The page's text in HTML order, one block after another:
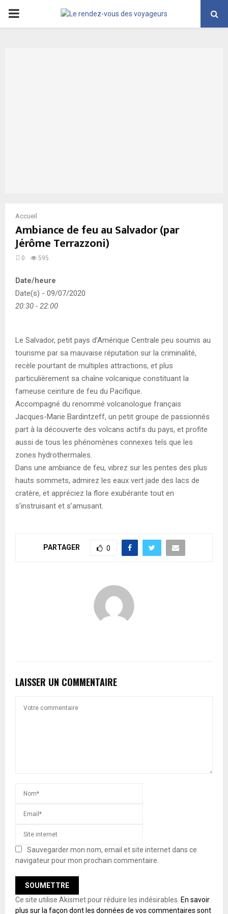
PRIMARY
Accueil
Ambiance de feu au Salvador (par
Jérôme Terrazzoni)
0 595
Date/heure
Date(s) - 09/07/2020
20:30 - 22:00
Le Salvador, petit pays d’Amérique Centrale peu soumis au
tourisme par sa mauvaise réputation sur la criminalité,
recèle pourtant de multiples attractions, et plus
particulièrement sa chaîne volcanique constituant la
fameuse ceinture de feu du Pacifique.
Accompagné du renommé volcanologue français
Jacques-Marie Bardintzeff, un petit groupe de passionnés
part à la découverte des volcans actifs du pays, et profite
aussi de tous les phénomènes connexes tels que les
zones hydrothermales.
Dans une ambiance de feu, vibrez sur les pentes des plus
hauts sommets, admirez les eaux vert jade des lacs de
cratère, et appréciez la flore exubérante tout en
s’instruisant et s’amusant.
PARTAGER 0
LAISSER UN COMMENTAIRE
Sauvegarder mon nom, email et site internet dans ce
navigateur pour mon prochain commentaire.
Ce site utilise Akismet pour réduire les indésirables. En savoir
plus sur la façon dont les données de vos commentaires sont